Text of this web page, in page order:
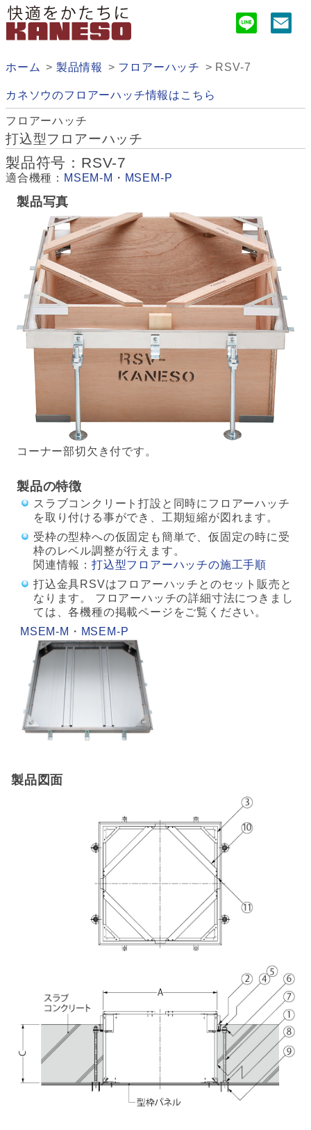
ホーム 製品情報 フロアーハッチ RSV-7
カネソウのフロアーハッチ情報はこちら
フロアーハッチ
打込型フロアーハッチ
製品符号：RSV-7
適合機種： MSEM-M ・ MSEM-P
製品写真
コーナー部切欠き付です。
製品の特徴
スラブコンクリート打設と同時にフロアーハッチ
を取り付ける事ができ、工期短縮が図れます。
受枠の型枠への仮固定も簡単で、仮固定の時に受
枠のレベル調整が行えます。
関連情報： 打込型フロアーハッチの施工手順
打込金具RSVはフロアーハッチとのセット販売と
なります。 フロアーハッチの詳細寸法につきまし
ては、各機種の掲載ページをご覧ください。
MSEM-M ・ MSEM-P
製品図面